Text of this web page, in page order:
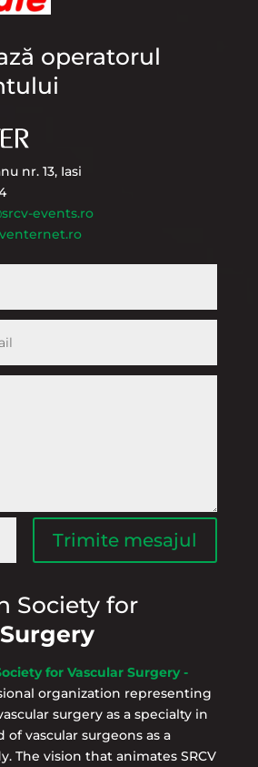
operatorul
nr. 13, Iasi
events.ro
Trimite mesajul
Society for
for Vascular Surgery -
organization representing
surgery as a specialty in
vascular surgeons as a
The vision that animates SRCV